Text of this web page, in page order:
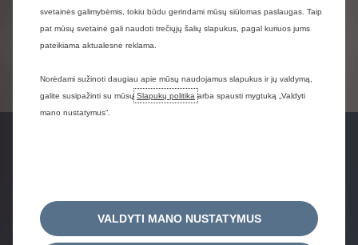
Transporto priemonių ir jų pagrindinės bei papildomos įrangos
informacija bei kainos yra informacinio pobūdžio. Importuotojas
Norint gauti tikslią informaciją ir galutinį kainos pasiūlymą,
prašome kreiptis į oficialų atstovą.
svetainės galimybėmis, tokiu būdu gerindami mūsų siūlomas paslaugas. Taip
pat mūsų svetainė gali naudoti trečiųjų šalių slapukus, pagal kuriuos jums
pateikiama aktualesnė reklama.
Norėdami sužinoti daugiau apie mūsų naudojamus slapukus ir jų valdymą,
galite susipažinti su mūsų Slapukų politika arba spausti mygtuką „Valdyti
mano nustatymus“.
VALDYTI MANO NUSTATYMUS